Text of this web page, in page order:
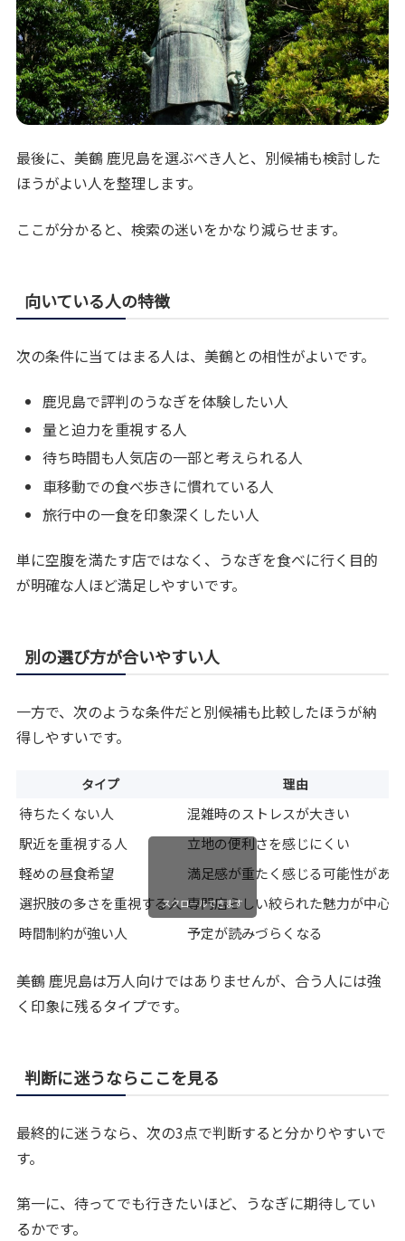
最後に、美鶴 鹿児島を選ぶべき人と、別候補も検討した
ほうがよい人を整理します。
ここが分かると、検索の迷いをかなり減らせます。
向いている人の特徴
次の条件に当てはまる人は、美鶴との相性がよいです。
鹿児島で評判のうなぎを体験したい人
量と迫力を重視する人
待ち時間も人気店の一部と考えられる人
車移動での食べ歩きに慣れている人
旅行中の一食を印象深くしたい人
単に空腹を満たす店ではなく、うなぎを食べに行く目的
が明確な人ほど満足しやすいです。
別の選び方が合いやすい人
一方で、次のような条件だと別候補も比較したほうが納
得しやすいです。
タイプ 理由
待ちたくない人
混雑時のストレスが大きい
駅近を重視する人
立地の便利さを感じにくい
軽めの昼食希望
満足感が重たく感じる可能性がある
選択肢の多さを重視する人 専門店らしい絞られた魅力が中心
時間制約が強い人
予定が読みづらくなる
スクロールできます
美鶴 鹿児島は万人向けではありませんが、合う人には強
く印象に残るタイプです。
判断に迷うならここを見る
最終的に迷うなら、次の3点で判断すると分かりやすいで
す。
第一に、待ってでも行きたいほど、うなぎに期待してい
るかです。